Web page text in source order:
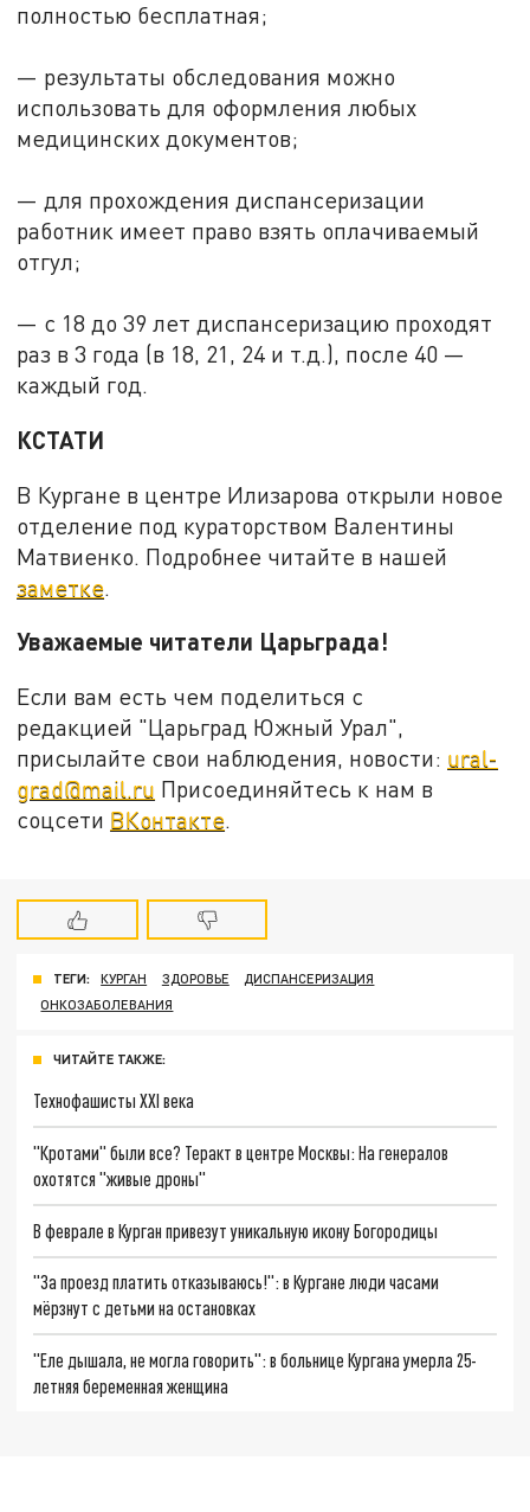
полностью бесплатная;
— результаты обследования можно
использовать для оформления любых
медицинских документов;
— для прохождения диспансеризации
работник имеет право взять оплачиваемый
отгул;
— с 18 до 39 лет диспансеризацию проходят
раз в 3 года (в 18, 21, 24 и т.д.), после 40 —
каждый год.
КСТАТИ
В Кургане в центре Илизарова открыли новое
отделение под кураторством Валентины
Матвиенко. Подробнее читайте в нашей
заметке
Уважаемые читатели Царьграда!
Если вам есть чем поделиться с
редакцией "Царьград Южный Урал",
присылайте свои наблюдения, новости: ural-
grad@mail.ru Присоединяйтесь к нам в
соцсети ВКонтакте.
ТЕГИ: КУРГАН ЗДОРОВЬЕ
ДИСПАНСЕРИЗАЦИЯ
ОНКОЗАБОЛЕВАНИЯ
ЧИТАЙТЕ ТАКЖЕ:
Технофашисты XXI века
"Кротами" были все? Теракт в центре Москвы: На генералов
охотятся "живые дроны"
В феврале в Курган привезут уникальную икону Богородицы
"За проезд платить отказываюсь!": в Кургане люди часами
мёрзнут с детьми на остановках
"Еле дышала, не могла говорить": в больнице Кургана умерла 25-
летняя беременная женщина